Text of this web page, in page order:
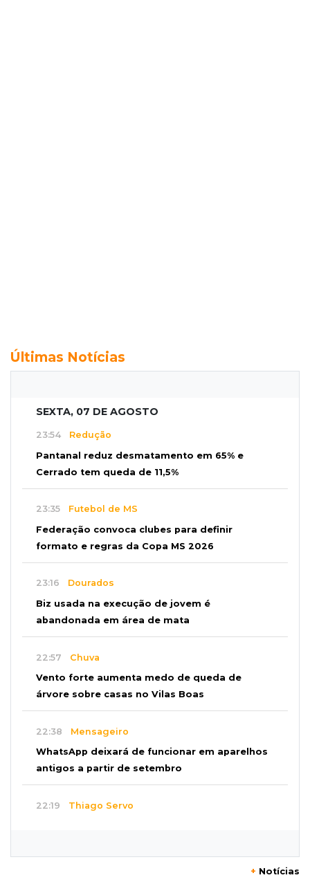
Últimas Notícias
SEXTA, 07 DE AGOSTO
23:54 Redução
Pantanal reduz desmatamento em 65% e
Cerrado tem queda de 11,5%
23:35 Futebol de MS
Federação convoca clubes para definir
formato e regras da Copa MS 2026
23:16 Dourados
Biz usada na execução de jovem é
abandonada em área de mata
22:57 Chuva
Vento forte aumenta medo de queda de
árvore sobre casas no Vilas Boas
22:38 Mensageiro
WhatsApp deixará de funcionar em aparelhos
antigos a partir de setembro
22:19 Thiago Servo
+ Notícias